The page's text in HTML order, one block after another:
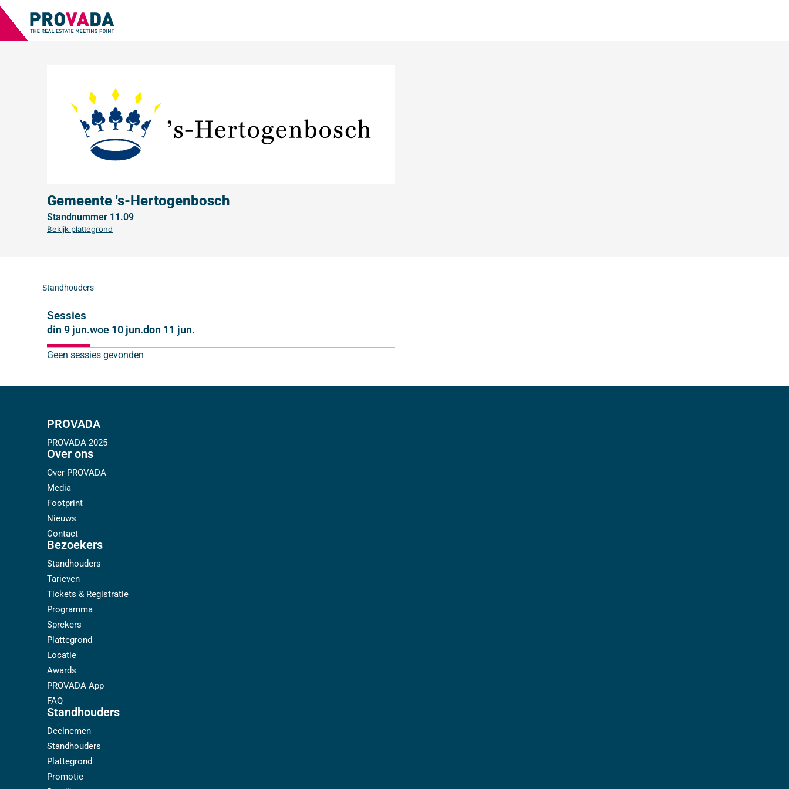
Gemeente 's-Hertogenbosch
Standnummer 11.09
Bekijk plattegrond
Standhouders
Sessies
din 9 jun.woe 10 jun.don 11 jun.
Geen sessies gevonden
PROVADA
PROVADA 2025
Over ons
Over PROVADA
Media
Footprint
Nieuws
Contact
Bezoekers
Standhouders
Tarieven
Tickets & Registratie
Programma
Sprekers
Plattegrond
Locatie
Awards
PROVADA App
FAQ
Standhouders
Deelnemen
Standhouders
Plattegrond
Promotie